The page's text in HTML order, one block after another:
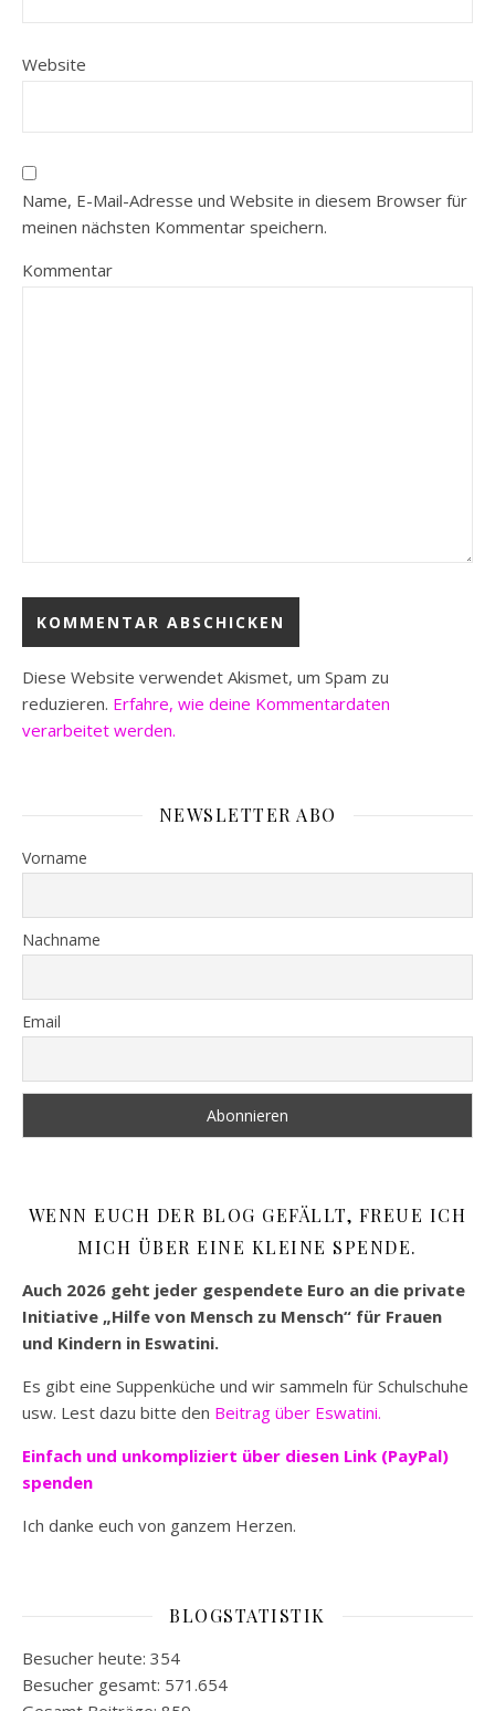
Website
Name, E-Mail-Adresse und Website in diesem Browser für
meinen nächsten Kommentar speichern.
Kommentar
Diese Website verwendet Akismet, um Spam zu
reduzieren. Erfahre, wie deine Kommentardaten
verarbeitet werden.
NEWSLETTER ABO
Vorname
Nachname
Email
WENN EUCH DER BLOG GEFÄLLT, FREUE ICH
MICH ÜBER EINE KLEINE SPENDE.
Auch 2026 geht jeder gespendete Euro an die private
Initiative „Hilfe von Mensch zu Mensch“ für Frauen
und Kindern in Eswatini.
Es gibt eine Suppenküche und wir sammeln für Schulschuhe
usw. Lest dazu bitte den Beitrag über Eswatini.
Einfach und unkompliziert über diesen Link (PayPal)
spenden
Ich danke euch von ganzem Herzen.
BLOGSTATISTIK
Besucher heute: 354
Besucher gesamt: 571.654